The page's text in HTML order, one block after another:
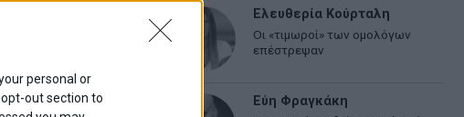
personal or
out section to
Ελευθερία Κούρταλη
Οι «τιμωροί» των ομολόγων
επέστρεψαν
Εύη Φραγκάκη